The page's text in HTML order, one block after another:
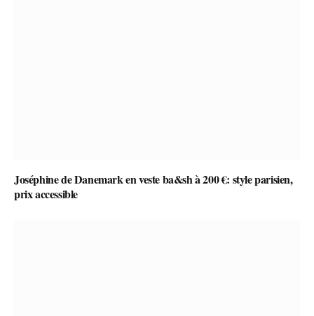
Joséphine de Danemark en veste ba&sh à 200 €: style parisien,
prix accessible